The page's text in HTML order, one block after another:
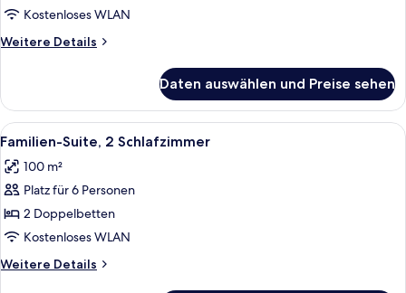
Kostenloses WLAN
Weitere Details
Weitere
Suite
Pavilion
Daten auswählen und Preise sehen
Alle
Fotos
für
Familien-
Suite,
2 Schlafzimmer
anzeigen
Ein Zimmer mit Holzboden, einem
2
Familien-Suite, 2 Schlafzimmer
100 m²
Platz für 6 Personen
2 Doppelbetten
Kostenloses WLAN
Weitere Details
Weitere